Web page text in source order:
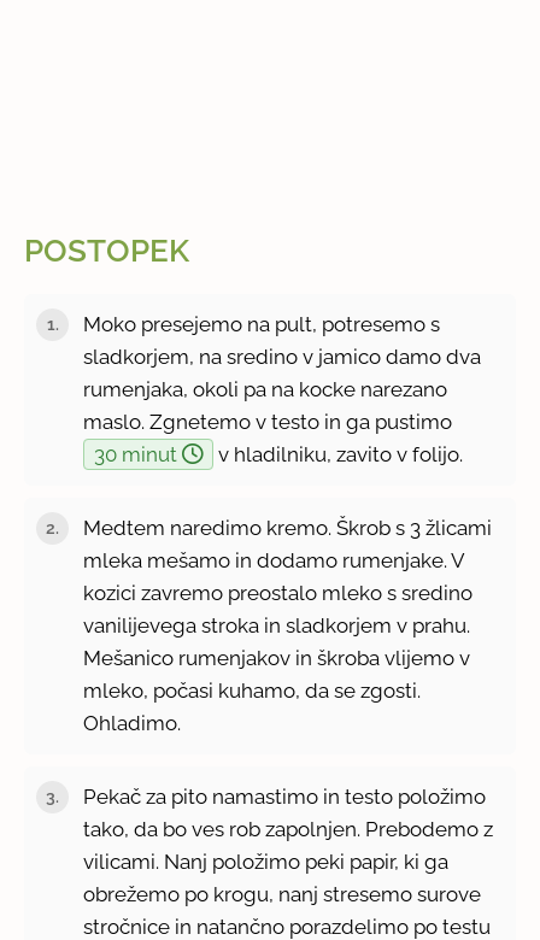
POSTOPEK
Moko presejemo na pult, potresemo s
sladkorjem, na sredino v jamico damo dva
rumenjaka, okoli pa na kocke narezano
maslo. Zgnetemo v testo in ga pustimo
30 minut
v hladilniku, zavito v folijo.
Medtem naredimo kremo. Škrob s 3 žlicami
mleka mešamo in dodamo rumenjake. V
kozici zavremo preostalo mleko s sredino
vanilijevega stroka in sladkorjem v prahu.
Mešanico rumenjakov in škroba vlijemo v
mleko, počasi kuhamo, da se zgosti.
Ohladimo.
Pekač za pito namastimo in testo položimo
tako, da bo ves rob zapolnjen. Prebodemo z
vilicami. Nanj položimo peki papir, ki ga
obrežemo po krogu, nanj stresemo surove
stročnice in natančno porazdelimo po testu